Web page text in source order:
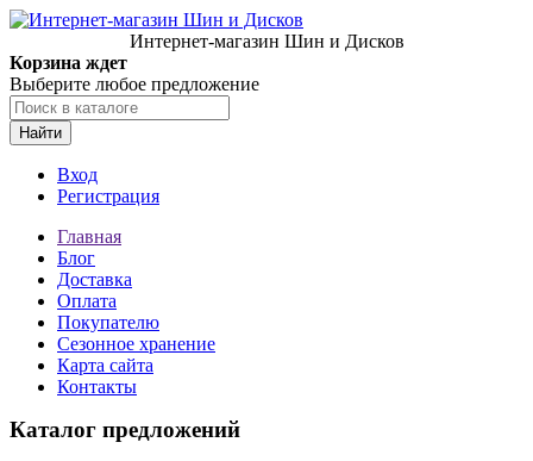
Интернет-магазин Шин и Дисков
Корзина ждет
Выберите любое предложение
Найти
Вход
Регистрация
Главная
Блог
Доставка
Оплата
Покупателю
Сезонное хранение
Карта сайта
Контакты
Каталог предложений